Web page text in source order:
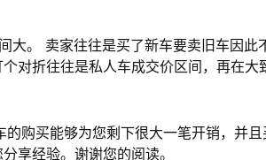
大。 卖家往往是买了新车要卖旧车因此
对折往往是私人车成交价区间，再在大
购买能够为您剩下很大一笔开销，并
享经验。谢谢您的阅读。